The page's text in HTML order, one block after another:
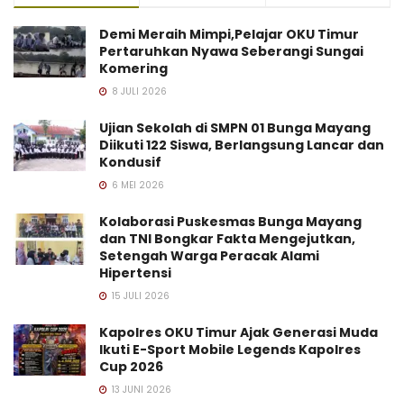
Demi Meraih Mimpi,Pelajar OKU Timur
Pertaruhkan Nyawa Seberangi Sungai
Komering
8 JULI 2026
Ujian Sekolah di SMPN 01 Bunga Mayang
Diikuti 122 Siswa, Berlangsung Lancar dan
Kondusif
6 MEI 2026
Kolaborasi Puskesmas Bunga Mayang
dan TNI Bongkar Fakta Mengejutkan,
Setengah Warga Peracak Alami
Hipertensi
15 JULI 2026
Kapolres OKU Timur Ajak Generasi Muda
Ikuti E-Sport Mobile Legends Kapolres
Cup 2026
13 JUNI 2026